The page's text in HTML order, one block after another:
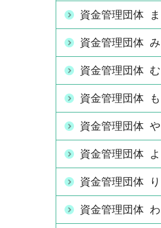
資金管理団体 ま
資金管理団体 み
資金管理団体 む
資金管理団体 も
資金管理団体 や
資金管理団体 よ
資金管理団体 り
資金管理団体 わ